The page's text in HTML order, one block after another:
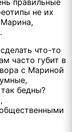
не их
Марина,
что-то
часто губит в
с Мариной
бедны?